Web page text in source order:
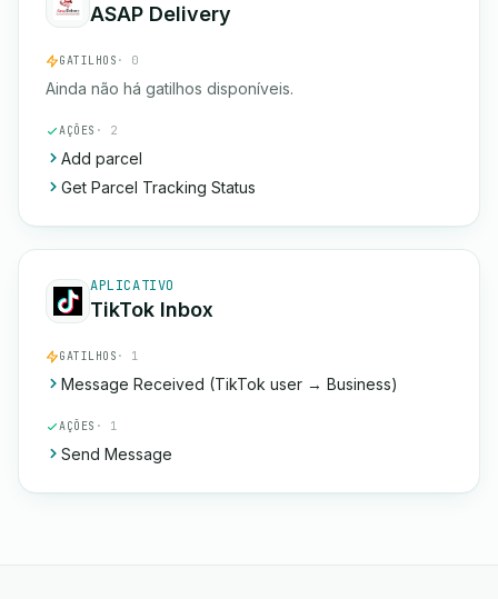
ASAP Delivery
GATILHOS · 0
Ainda não há gatilhos disponíveis.
AÇÕES · 2
Add parcel
Get Parcel Tracking Status
APLICATIVO
TikTok Inbox
GATILHOS · 1
Message Received (TikTok user → Business)
AÇÕES · 1
Send Message